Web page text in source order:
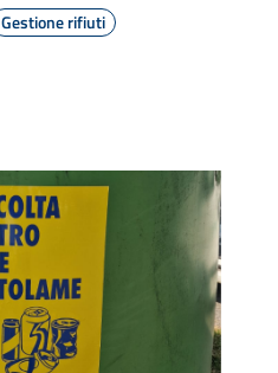
Gestione rifiuti